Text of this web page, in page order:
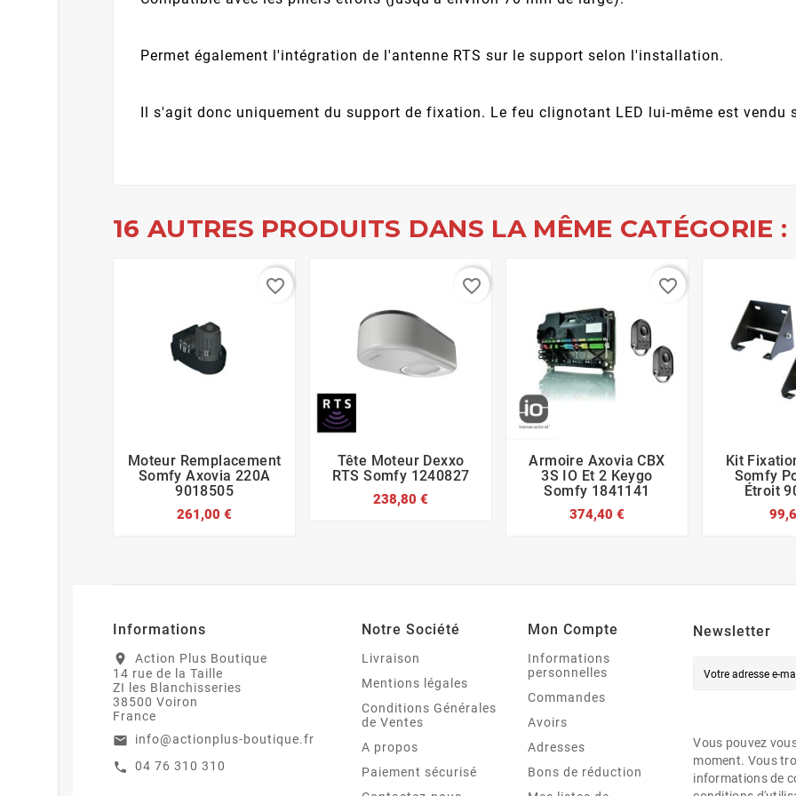
Permet également l'intégration de l'antenne RTS sur le support selon l'installation.
Il s'agit donc uniquement du support de fixation. Le feu clignotant LED lui-même est vendu
16 AUTRES PRODUITS DANS LA MÊME CATÉGORIE :
   
Moteur Remplacement
Somfy Axovia 220A
9018505
261,00 €
favorite_border
   
Tête Moteur Dexxo
RTS Somfy 1240827
238,80 €
favorite_border
   
Armoire Axovia CBX
3S IO Et 2 Keygo
Somfy 1841141
374,40 €
favorite_border
 
Kit
Somfy
Étroit
Informations
location_on
Action Plus Boutique
14 rue de la Taille
ZI les Blanchisseries
38500 Voiron
France
email info@actionplus-boutique.fr
call 04 76 310 310
Notre Société
Livraison
Mentions légales
Conditions Générales
de Ventes
A propos
Paiement sécurisé
Mon Compte
Informations
personnelles
Commandes
Avoirs
Adresses
Bons de réduction
Newsletter
Vous pouvez
moment. Vous
informations de